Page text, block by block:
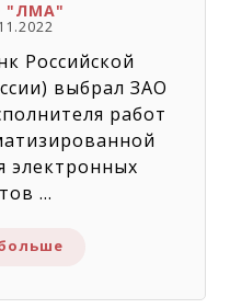
"ЛМА"
Российской
выбрал ЗАО
работ
электронных
...